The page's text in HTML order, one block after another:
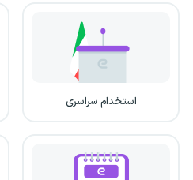
استخدام سراسری